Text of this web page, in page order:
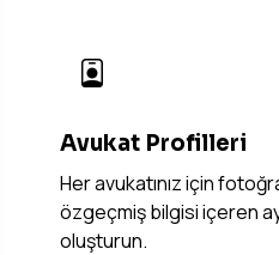
Avukat Profilleri
Her avukatınız için
özgeçmiş bilgisi içeren
oluşturun.